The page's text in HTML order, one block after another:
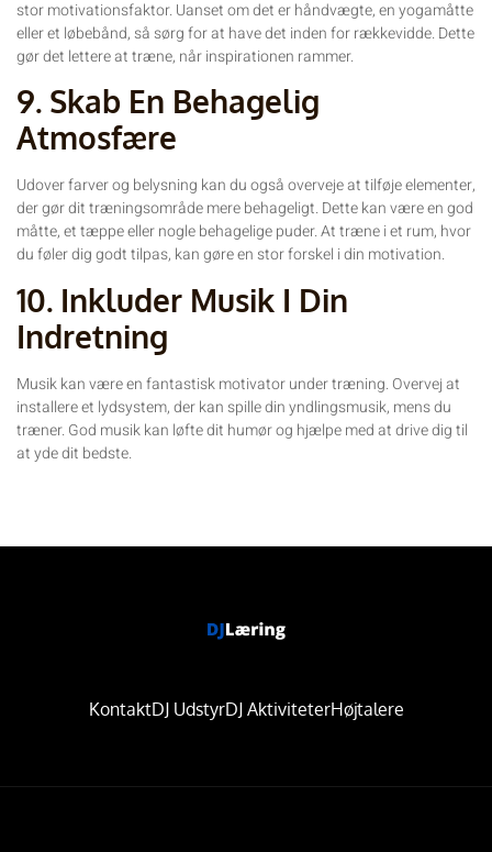
stor motivationsfaktor. Uanset om det er håndvægte, en yogamåtte
eller et løbebånd, så sørg for at have det inden for rækkevidde. Dette
gør det lettere at træne, når inspirationen rammer.
9. Skab En Behagelig
Atmosfære
Udover farver og belysning kan du også overveje at tilføje elementer,
der gør dit træningsområde mere behageligt. Dette kan være en god
måtte, et tæppe eller nogle behagelige puder. At træne i et rum, hvor
du føler dig godt tilpas, kan gøre en stor forskel i din motivation.
10. Inkluder Musik I Din
Indretning
Musik kan være en fantastisk motivator under træning. Overvej at
installere et lydsystem, der kan spille din yndlingsmusik, mens du
træner. God musik kan løfte dit humør og hjælpe med at drive dig til
at yde dit bedste.
KontaktDJ UdstyrDJ AktiviteterHøjtalere